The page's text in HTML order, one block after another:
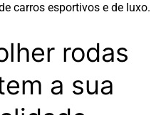
carros esportivos e de luxo.
rodas
a sua